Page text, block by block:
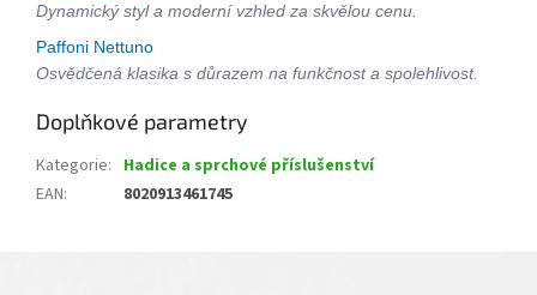
Dynamický styl a moderní vzhled za skvělou cenu.
Paffoni Nettuno
Osvědčená klasika s důrazem na funkčnost a spolehlivost.
Doplňkové parametry
Kategorie: Hadice a sprchové příslušenství
EAN: 8020913461745